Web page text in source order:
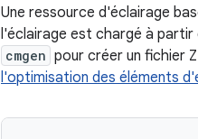
Une ressource d'éclairage
l'éclairage est chargé à partir
cmgen pour créer un fichier
l'optimisation des éléments